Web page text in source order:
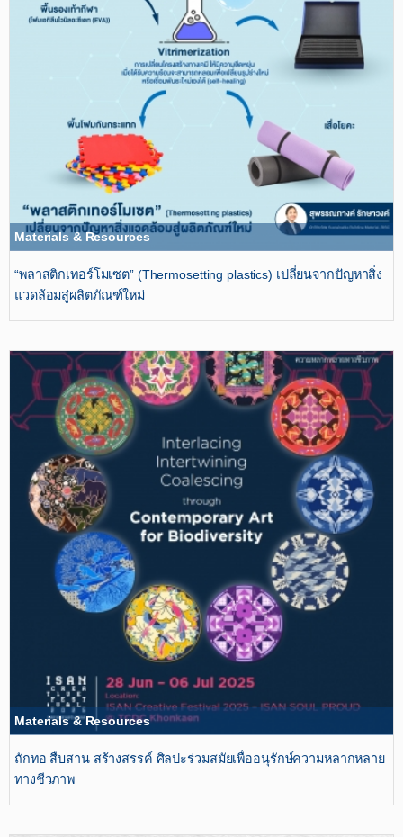
Materials & Resources
“พลาสติกเทอร์โมเซต” (Thermosetting plastics) เปลี่ยนจากปัญหาสิ่ง
แวดล้อมสู่ผลิตภัณฑ์ใหม่​
Materials & Resources
ถักทอ สืบสาน สร้างสรรค์ ศิลปะร่วมสมัยเพื่ออนุรักษ์ความหลากหลาย
ทางชีวภาพ